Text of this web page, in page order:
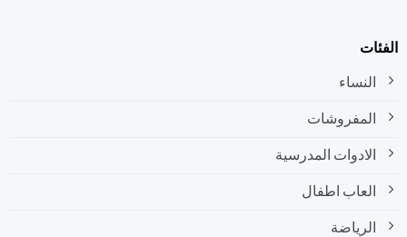
النساء
المفروشات
الادوات المدرسية
العاب اطفال
الرياضة